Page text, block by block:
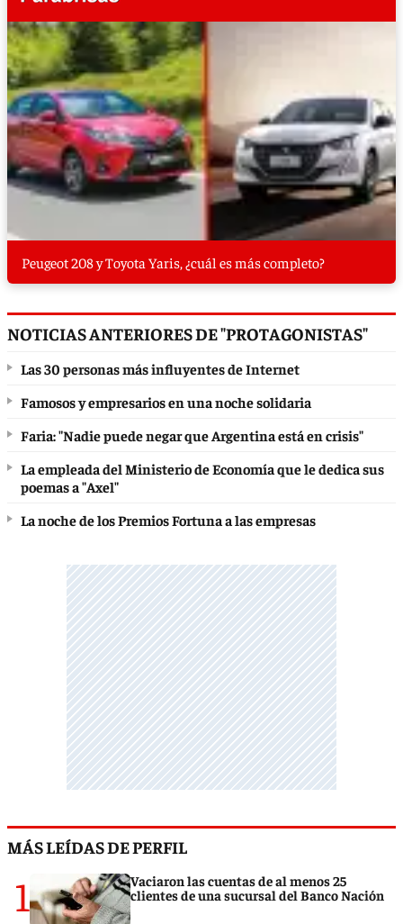
Peugeot 208 y Toyota Yaris, ¿cuál es más completo?
NOTICIAS ANTERIORES DE "PROTAGONISTAS"
Las 30 personas más influyentes de Internet
Famosos y empresarios en una noche solidaria
Faria: "Nadie puede negar que Argentina está en crisis"
La empleada del Ministerio de Economía que le dedica sus
poemas a "Axel"
La noche de los Premios Fortuna a las empresas
MÁS LEÍDAS DE PERFIL
1
Vaciaron las cuentas de al menos 25
clientes de una sucursal del Banco Nación